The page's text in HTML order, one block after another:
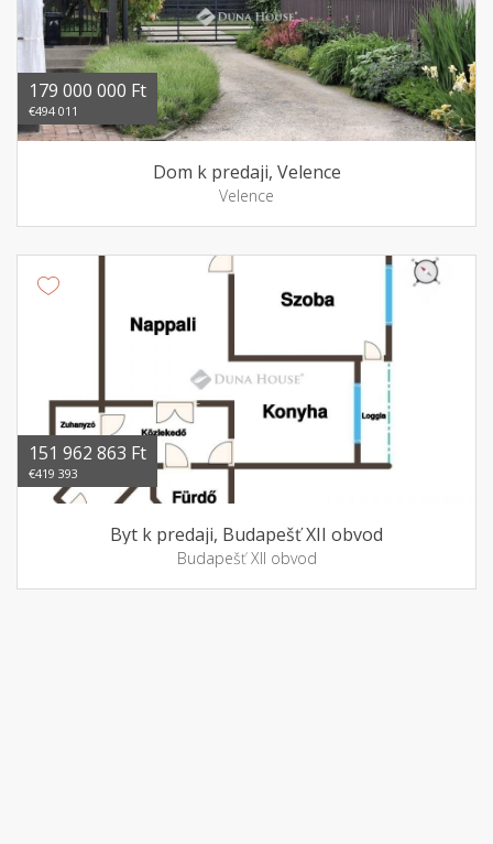
179 000 000 Ft
€494 011
Dom k predaji, Velence
Velence
151 962 863 Ft
€419 393
Byt k predaji, Budapešť XII obvod
Budapešť XII obvod